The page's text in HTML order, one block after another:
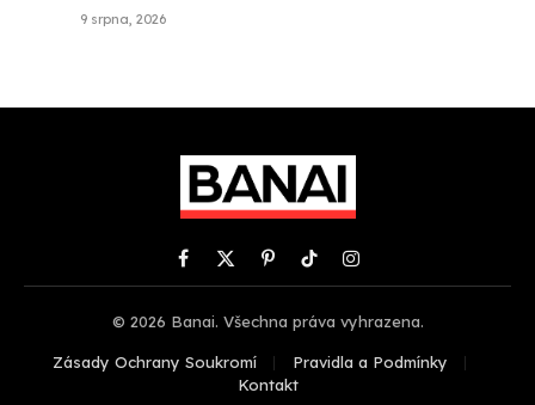
9 srpna, 2026
Facebook
X
PinterestTikTokInstagram
© 2026 Banai. Všechna práva vyhrazena.
Zásady Ochrany Soukromí
Pravidla a Podmínky
Kontakt